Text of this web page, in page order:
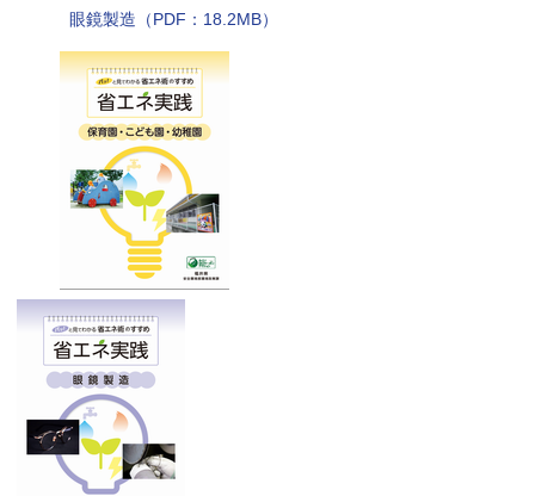
眼鏡製造（PDF：18.2MB）